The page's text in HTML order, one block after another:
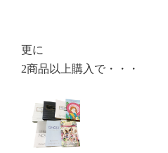
更に
2商品以上購入で・・・